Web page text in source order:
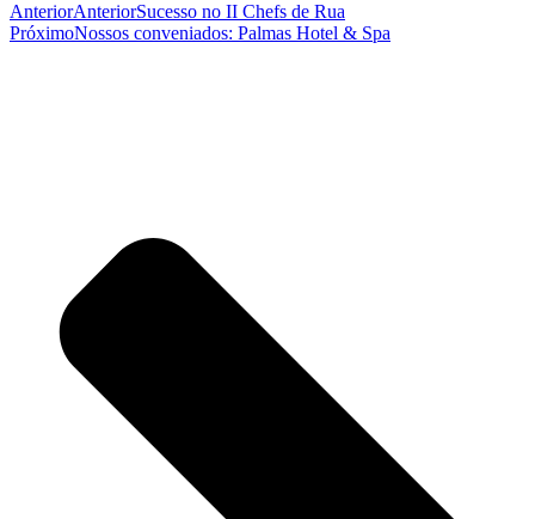
AnteriorAnteriorSucesso no II Chefs de Rua
PróximoNossos conveniados: Palmas Hotel & Spa